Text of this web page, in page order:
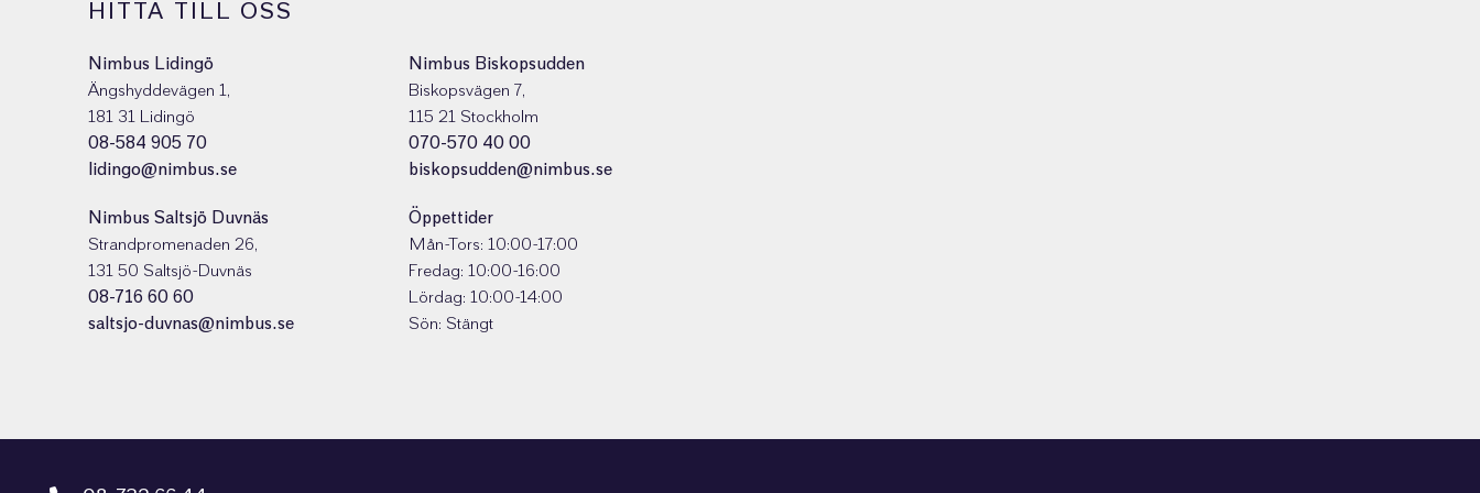
HITTA TILL OSS
Nimbus Lidingö
Ängshyddevägen 1,
181 31 Lidingö
08-584 905 70
lidingo@nimbus.se
Nimbus Saltsjö Duvnäs
Strandpromenaden 26,
131 50 Saltsjö-Duvnäs
08-716 60 60
saltsjo-duvnas@nimbus.se
Nimbus Biskopsudden
Biskopsvägen 7,
115 21 Stockholm
070-570 40 00
biskopsudden@nimbus.se
Öppettider
Mån-Tors: 10:00-17:00
Fredag: 10:00-16:00
Lördag: 10:00-14:00
Sön: Stängt